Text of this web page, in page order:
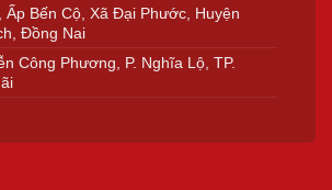
Ấp Bến Cộ, Xã Đại Phước, Huyện
Đồng Nai
Công Phương, P. Nghĩa Lộ, TP.